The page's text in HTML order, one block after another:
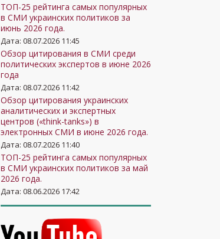
ТОП-25 рейтинга самых популярных
в СМИ украинских политиков за
июнь 2026 года.
Дата: 08.07.2026 11:45
Обзор цитирования в СМИ среди
политических экспертов в июне 2026
года
Дата: 08.07.2026 11:42
Обзор цитирования украинских
аналитических и экспертных
центров («think-tanks») в
электронных СМИ в июне 2026 года.
Дата: 08.07.2026 11:40
ТОП-25 рейтинга самых популярных
в СМИ украинских политиков за май
2026 года.
Дата: 08.06.2026 17:42